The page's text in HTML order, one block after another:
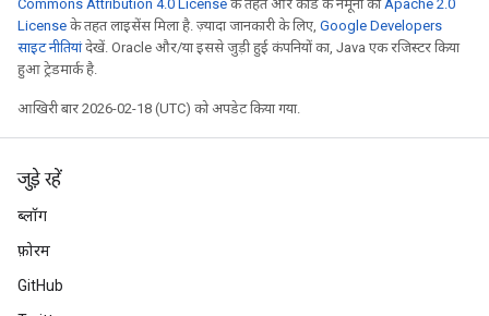
Commons Attribution 4.0 License के तहत और कोड के नमूनों कोApache 2.0
License के तहत लाइसेंस मिला है. ज़्यादा जानकारी के लिए, Google Developers
साइट नीतियांदेखें. Oracle और/या इससे जुड़ी हुई कंपनियों का, Java एक रजिस्टर किया
हुआ ट्रेडमार्क है.
आखिरी बार 2026-02-18 (UTC) को अपडेट किया गया.
जुड़े रहें
ब्लॉग
फ़ोरम
GitHub